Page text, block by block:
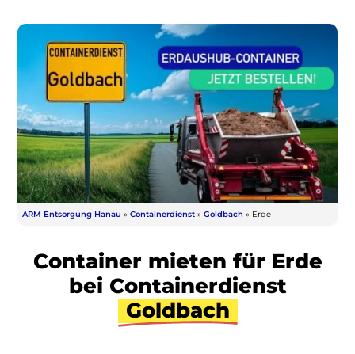
ARM Entsorgung Hanau » Containerdienst » Goldbach » Erde
Container mieten für Erde
bei Containerdienst
Goldbach